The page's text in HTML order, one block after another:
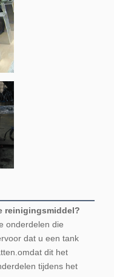
reinigingsmiddel?
onderdelen die
dat u een tank
dit het
tijdens het